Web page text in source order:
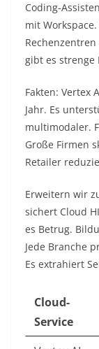
Coding-
mit
gibt es strenge
Fakten: Vertex
Jahr. Es
multimodaler.
Große Firmen
Retailer
Erweitern wir
sichert Cloud
es Betrug.
Jede Branche
Es extrahiert
Cloud-
Service